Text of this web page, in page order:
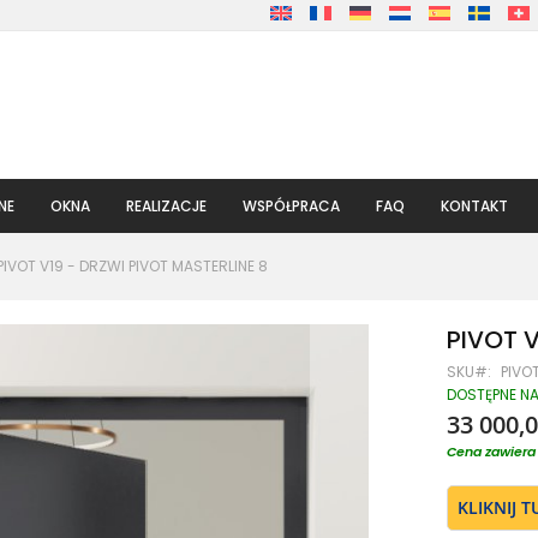
OKNA REALIZACJE WSPÓŁPRACA FAQ KONTAKT
V19 - DRZWI PIVOT MASTERLINE 8
PIVOT
SKU
DOSTĘPNE
33
Cena
KLIKNIJ